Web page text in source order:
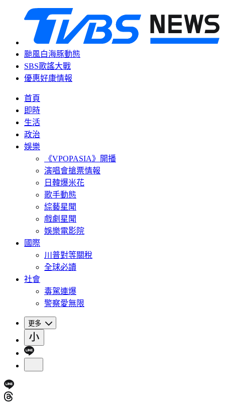
颱風白海豚動態
SBS歌謠大戰
優惠好康情報
首頁
即時
生活
政治
娛樂
《VPOPASIA》開播
演唱會搶票情報
日韓爆米花
歌手動態
綜藝星聞
戲劇星聞
娛樂電影院
國際
川普對等關稅
全球必讀
社會
毒駕連爆
警察愛無限
更多